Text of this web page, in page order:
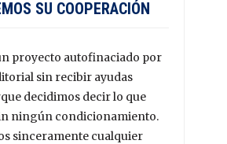
SU COOPERACIÓN
proyecto autofinaciado por
sin recibir ayudas
decidimos decir lo que
ningún condicionamiento.
sinceramente cualquier